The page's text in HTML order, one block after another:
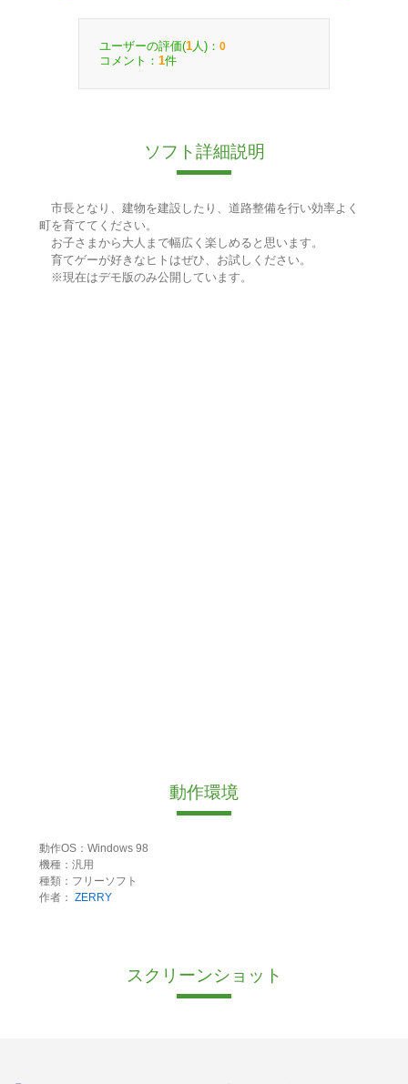
ユーザーの評価(1 人)： 0
コメント： 1件
ソフト詳細説明
市長となり、建物を建設したり、道路整備を行い効率よく
町を育ててください。
お子さまから大人まで幅広く楽しめると思います。
育てゲーが好きなヒトはぜひ、お試しください。
※現在はデモ版のみ公開しています。
動作環境
動作OS：Windows 98
機種：汎用
種類：フリーソフト
作者： ZERRY
スクリーンショット